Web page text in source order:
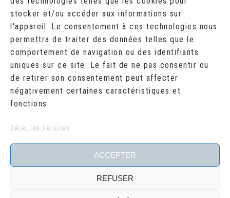
stocker et/ou accéder aux informations sur
l'appareil. Le consentement à ces technologies nous
permettra de traiter des données telles que le
comportement de navigation ou des identifiants
uniques sur ce site. Le fait de ne pas consentir ou
de retirer son consentement peut affecter
négativement certaines caractéristiques et
fonctions.
Gérer les services
ACCEPTER
REFUSER
L M M J V S
D
1
2
3
4 5 6 7 8
9
10 11 12 13 14 15
16
17
18 19 20 21 22 23
24
25 26 27 28 29 30
« Juil
RECHERCHER
Search